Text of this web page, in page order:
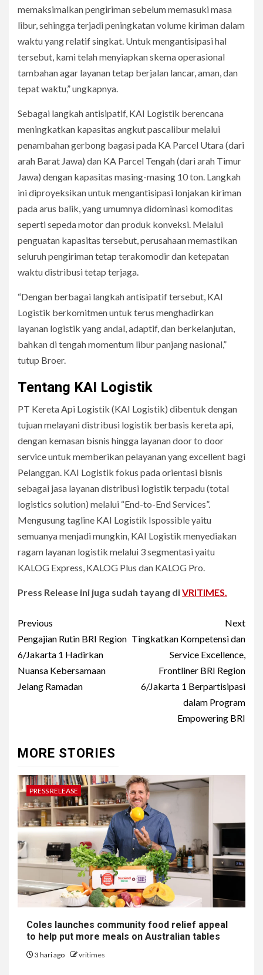
memaksimalkan pengiriman sebelum memasuki masa
libur, sehingga terjadi peningkatan volume kiriman dalam
waktu yang relatif singkat. Untuk mengantisipasi hal
tersebut, kami telah menyiapkan skema operasional
tambahan agar layanan tetap berjalan lancar, aman, dan
tepat waktu,” ungkapnya.
Sebagai langkah antisipatif, KAI Logistik berencana
meningkatkan kapasitas angkut pascalibur melalui
penambahan gerbong bagasi pada KA Parcel Utara (dari
arah Barat Jawa) dan KA Parcel Tengah (dari arah Timur
Jawa) dengan kapasitas masing-masing 10 ton. Langkah
ini diproyeksikan untuk mengantisipasi lonjakan kiriman
pada arus balik, yang umumnya didominasi komoditas
seperti sepeda motor dan produk konveksi. Melalui
penguatan kapasitas tersebut, perusahaan memastikan
seluruh pengiriman tetap terakomodir dan ketepatan
waktu distribusi tetap terjaga.
“Dengan berbagai langkah antisipatif tersebut, KAI
Logistik berkomitmen untuk terus menghadirkan
layanan logistik yang andal, adaptif, dan berkelanjutan,
bahkan di tengah momentum libur panjang nasional,”
tutup Broer.
Tentang KAI Logistik
PT Kereta Api Logistik (KAI Logistik) dibentuk dengan
tujuan melayani distribusi logistik berbasis kereta api,
dengan kemasan bisnis hingga layanan door to door
service untuk memberikan pelayanan yang excellent bagi
Pelanggan. KAI Logistik fokus pada orientasi bisnis
sebagai jasa layanan distribusi logistik terpadu (total
logistics solution) melalui “End-to-End Services”.
Mengusung tagline KAI Logistik Ispossible yaitu
semuanya menjadi mungkin, KAI Logistik menyediakan
ragam layanan logistik melalui 3 segmentasi yaitu
KALOG Express, KALOG Plus dan KALOG Pro.
Press Release ini juga sudah tayang diVRITIMES.
Post
navigation
Previous
Pengajian Rutin BRI Region
6/Jakarta 1 Hadirkan
Nuansa Kebersamaan
Jelang Ramadan
Next
Tingkatkan Kompetensi dan
Service Excellence,
Frontliner BRI Region
6/Jakarta 1 Berpartisipasi
dalam Program
Empowering BRI
MORE STORIES
PRESS RELEASE
Coles launches community food relief appeal
to help put more meals on Australian tables
3 hari ago vritimes